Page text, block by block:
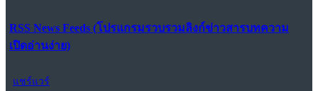
RSS News Feeds (โปรแกรมรวบรวมลิงก์ข่าวสารบทความ
เปิดอ่านง่าย)
แชร์แวร์